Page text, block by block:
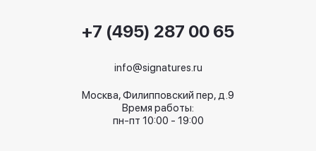
+7 (495) 287 00 65
info@signatures.ru
Москва, Филипповский пер, д.9
Время работы:
пн-пт 10:00 - 19:00